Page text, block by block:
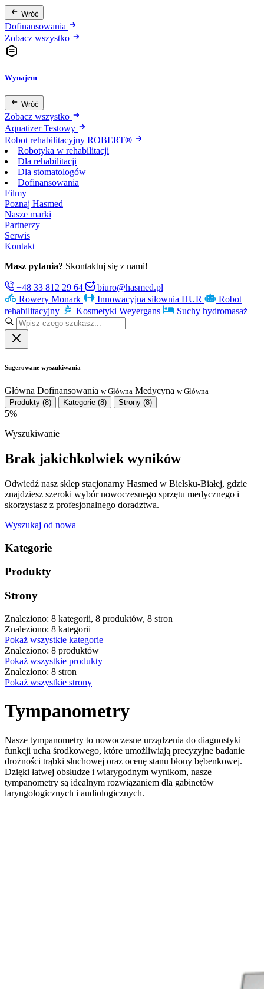
Wróć
Dofinansowania
Zobacz wszystko
Wynajem
Wróć
Zobacz wszystko
Aquatizer Testowy
Robot rehabilitacyjny ROBERT®
Robotyka w rehabilitacji
Dla rehabilitacji
Dla stomatologów
Dofinansowania
Filmy
Poznaj Hasmed
Nasze marki
Partnerzy
Serwis
Kontakt
Masz pytania? Skontaktuj się z nami!
+48 33 812 29 64
biuro@hasmed.pl
Rowery Monark
Innowacyjna siłownia HUR
Robot
rehabilitacyjny
Kosmetyki Weyergans Suchy hydromasaż
Sugerowane wyszukiwania
Główna Dofinansowania w Główna Medycyna w Główna
Produkty (8) Kategorie (8) Strony (8)
5%
Wyszukiwanie
Brak jakichkolwiek wyników
Odwiedź nasz sklep stacjonarny Hasmed w Bielsku-Białej, gdzie
znajdziesz szeroki wybór nowoczesnego sprzętu medycznego i
skorzystasz z profesjonalnego doradztwa.
Wyszukaj od nowa
Kategorie
Produkty
Strony
Znaleziono: 8 kategorii, 8 produktów, 8 stron
Znaleziono: 8 kategorii
Pokaż wszystkie kategorie
Znaleziono: 8 produktów
Pokaż wszystkie produkty
Znaleziono: 8 stron
Pokaż wszystkie strony
Tympanometry
Nasze tympanometry to nowoczesne urządzenia do diagnostyki
funkcji ucha środkowego, które umożliwiają precyzyjne badanie
drożności trąbki słuchowej oraz ocenę stanu błony bębenkowej.
Dzięki łatwej obsłudze i wiarygodnym wynikom, nasze
tympanometry są idealnym rozwiązaniem dla gabinetów
laryngologicznych i audiologicznych.